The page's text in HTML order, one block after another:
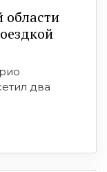
области
два